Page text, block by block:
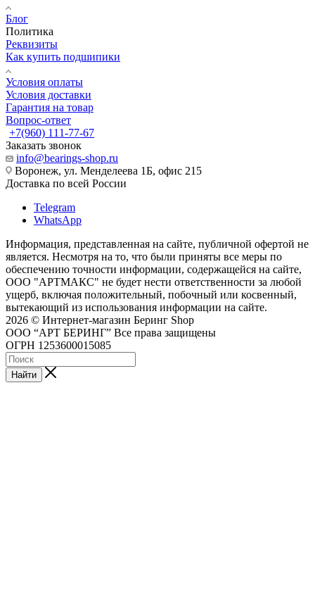
Блог
Политика
Реквизиты
Как купить подшипики
Условия оплаты
Условия доставки
Гарантия на товар
Вопрос-ответ
+7(960) 111-77-67
Заказать звонок
info@bearings-shop.ru
Воронеж, ул. Менделеева 1Б, офис 215
Доставка по всей России
Telegram
WhatsApp
Информация, представленная на сайте, публичной офертой не
является. Несмотря на то, что были приняты все меры по
обеспечению точности информации, содержащейся на сайте,
ООО "АРТМАКС" не будет нести ответственности за любой
ущерб, включая положительный, побочный или косвенный,
вытекающий из использования информации на сайте.
2026 © Интернет-магазин Беринг Shop
ООО “АРТ БЕРИНГ” Все права защищены
ОГРН 1253600015085
Найти